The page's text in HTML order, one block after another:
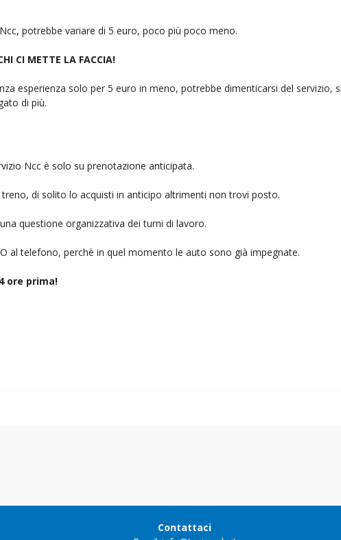
potrebbe variare di 5 euro, poco più poco meno.
CI METTE LA FACCIA!
esperienza solo per 5 euro in meno, potrebbe dimenticarsi del servizio,
di più.
Ncc è solo su prenotazione anticipata.
di solito lo acquisti in anticipo altrimenti non trovi posto.
questione organizzativa dei turni di lavoro.
al telefono, perchè in quel momento le auto sono già impegnate.
ore prima!
Contattaci